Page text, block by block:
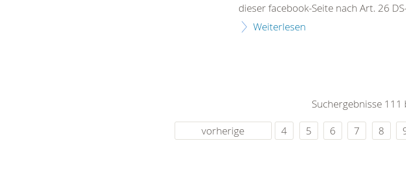
dieser facebook-Seite nach Art. 26
Weiterlesen
Suchergebnisse
vorherige
4 5 6 7 8